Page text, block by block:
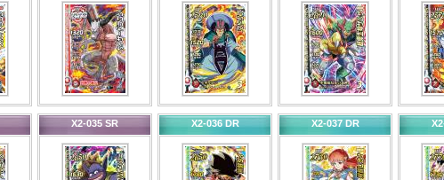
X2-035 SR X2-036 DR X2-037 DR